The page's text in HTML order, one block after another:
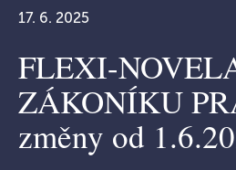
17. 6. 2025
FLEXI-
ZÁKONÍKU
změny od